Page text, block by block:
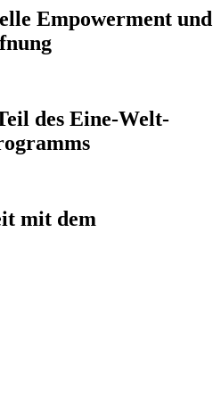
Empowerment und
des Eine-Welt-
mit dem